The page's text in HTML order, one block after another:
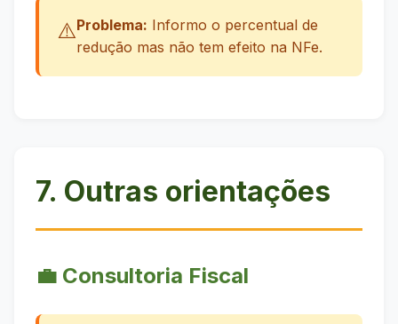
⚠️Problema: Informo o percentual de
redução mas não tem efeito na NFe.
7. Outras orientações
💼 Consultoria Fiscal